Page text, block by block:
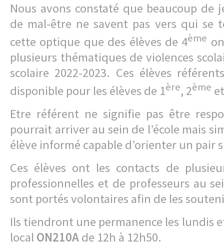
Nous avons constaté que beaucoup de
de mal-être ne savent pas vers qui se
cette optique que des élèves de 4ème
plusieurs thématiques de violences
scolaire 2022-2023. Ces élèves
disponible pour les élèves de 1ère, 2ème
Etre référent ne signifie pas être
pourrait arriver au sein de l’école mais
élève informé capable d’orienter un pair
Ces élèves ont les contacts de
professionnelles et de professeurs au
sont portés volontaires afin de les
Ils tiendront une permanence les lundis
localON210Ade 12h à 12h50.